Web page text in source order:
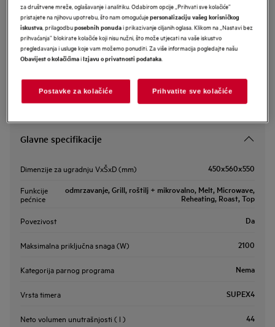
Sigurnosne upute i sigurnosna upozorenja prema EU regulativi
2023/988 navedeni su u poglavljima 1 i 2 korisničkog priručnika.
Za sigurno korištenje proizvoda pročitajte cijeli korisnički
Glavne specifikacije
Dimenzije za ugradnju VxŠxD (mm) 450x560x550
Funkcije
pećnice
odmrzavanje, Grill, roštilj + mikrovalno, Melt, Microwave,
Reheating, Roast, Top
Povezivost Da
Maksimalna priključna snaga (W) 2100
Kategorija parnog programa Nema
Vrsta timera SUPEX4
Neto volumen unutrašnjosti ( l ) 44
za društvene mreže, oglašavanje i analitiku. Odabirom opcije „Prihvati sve kolačiće”
pristajete na njihovu upotrebu, što nam omogućujepersonalizaciju vašeg korisničkog
iskustva , prilagodbuposebnih ponudai prikazivanje ciljanih oglasa. Klikom na „Nastavi bez
prihvaćanja” blokirate kolačiće koji nisu nužni, što može utjecati na vaše iskustvo
pregledavanja i usluge koje vam možemo ponuditi. Za više informacija pogledajte našu
Obavijest o kolačićimaiIzjavu o privatnosti podataka
Postavke za kolačiće Prihvatite sve kolačiće